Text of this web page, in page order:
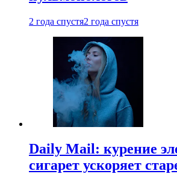
2 года спустя2 года спустя
Daily Mail: курение
сигарет ускоряет